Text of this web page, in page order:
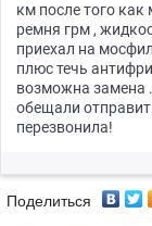
км после того
ремня грм ,
приехал на
плюс течь
возможна замена
обещали
перезвонила!
Поделиться